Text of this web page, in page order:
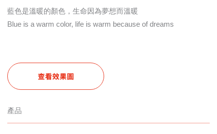
藍色是溫暖的顏色，生命因為夢想而溫暖
Blue is a warm color, life is warm because of dreams
查看效果圖
產品